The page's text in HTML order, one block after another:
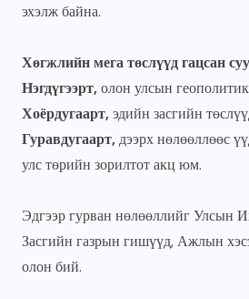
эхэлж байна.
Хөгжлийн мега төслүүд гацсан
Нэгдүгээрт,олон улсын
Хоёрдугаарт,эдийн засгийн
Гуравдугаарт,дээрх нөлөөллөөс
улс төрийн зорилтот акц юм.
Эдгээр гурван нөлөөллийг Улсын
Засгийн газрын гишүүд, Ажлын
олон бий.